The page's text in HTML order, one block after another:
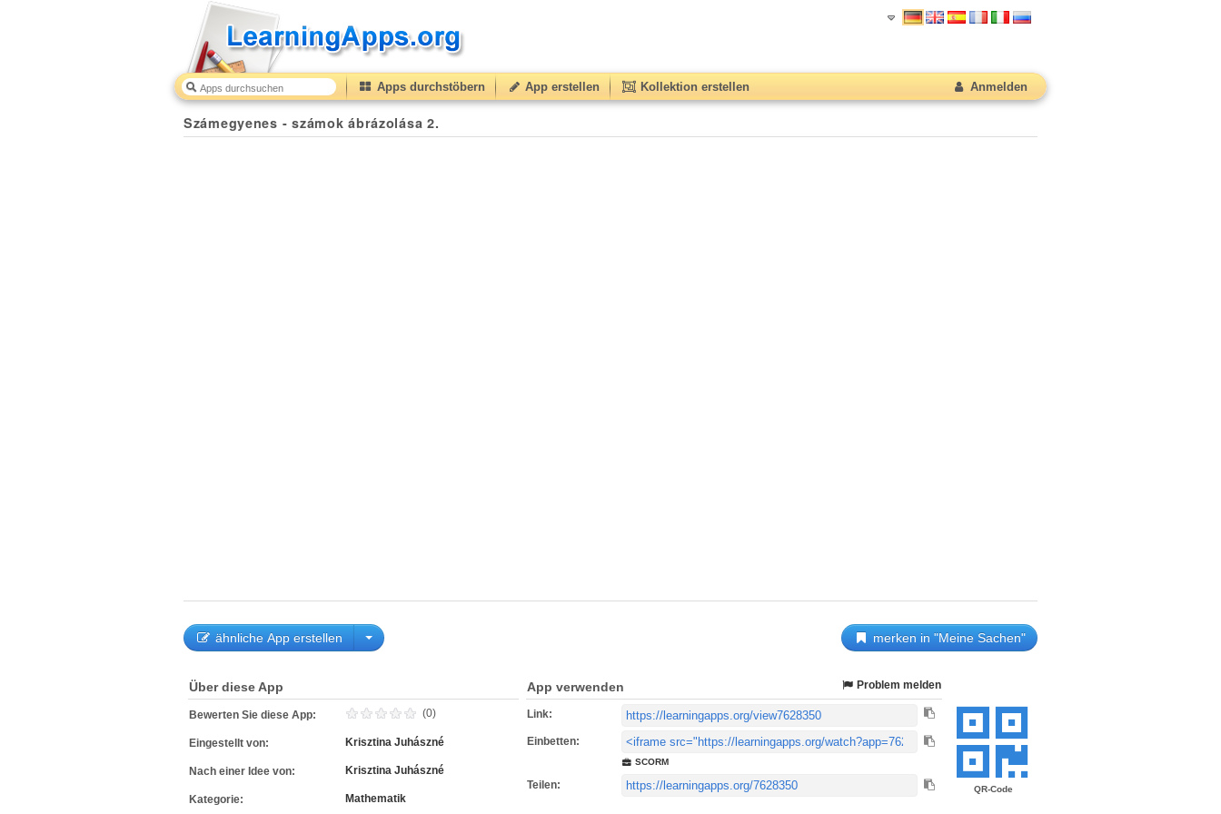
Apps durchstöbern App erstellen Kollektion erstellen Anmelden
Számegyenes - számok ábrázolása 2.
ähnliche App erstellen merken in "Meine Sachen"
QR-Code
Über diese App
Bewerten Sie diese App: (0)
Eingestellt von: Krisztina Juhászné
Nach einer Idee von: Krisztina Juhászné
Kategorie: Mathematik
App verwenden Problem melden
Link:
Einbetten:
SCORM
Teilen: